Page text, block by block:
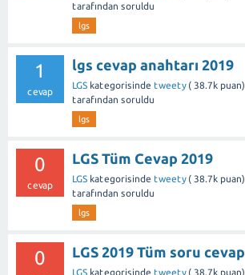
tarafından soruldu
lgs
1
cevap
lgs cevap anahtarı 2019
LGS kategorisinde tweety ( 38.7k puan)
tarafından soruldu
lgs
0
cevap
LGS Tüm Cevap 2019
LGS kategorisinde tweety ( 38.7k puan)
tarafından soruldu
lgs
0 LGS 2019 Tüm soru cevap
LGS kategorisinde tweety ( 38.7k puan)